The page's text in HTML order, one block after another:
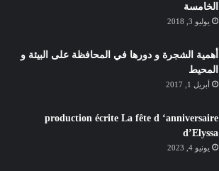
الخامسة
يوليو 3, 2018
أهمية الشجرة و دورها في المحافظة على البيئة و
المحيط
أبريل 1, 2017
production écrite La fête d ‘anniversaire
d’Elyssa
يونيو 4, 2023